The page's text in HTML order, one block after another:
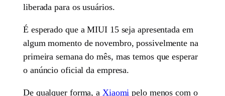
liberada para os usuários.
É esperado que a MIUI 15 seja apresentada em
algum momento de novembro, possivelmente na
primeira semana do mês, mas temos que esperar
o anúncio oficial da empresa.
De qualquer forma, a Xiaomi pelo menos com o